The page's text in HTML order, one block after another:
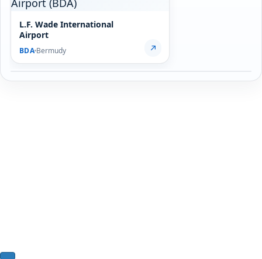
L.F. Wade International
Airport
BDA Bermudy